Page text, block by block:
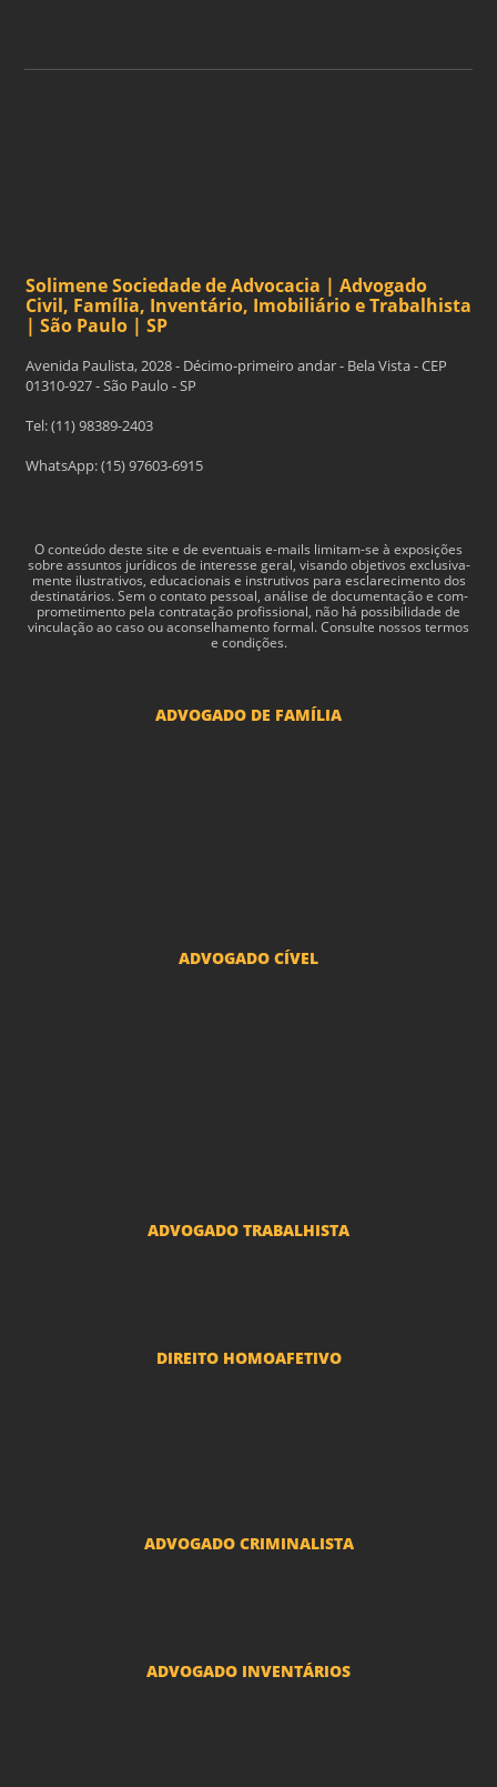
Solimene Sociedade de Advocacia | Advogado
Civil, Família, Inventário, Imobiliário e Trabalhista
| São Paulo | SP
Avenida Paulista, 2028 - Décimo-primeiro andar - Bela Vista - CEP
01310-927 - São Paulo - SP
Tel: (11) 98389-2403
WhatsApp: (15) 97603-6915
O con­teúdo deste site e de even­tu­ais e-​mails limitam-​se à exposições
sobre assun­tos jurídi­cos de inter­esse geral, visando obje­tivos exclu­si­va­
mente ilus­tra­tivos, edu­ca­cionais e instru­tivos para esclarec­i­mento dos
des­ti­natários. Sem o con­tato pes­soal, análise de doc­u­men­tação e com­
pro­me­ti­mento pela con­tratação profis­sional, não há pos­si­bil­i­dade de
vin­cu­lação ao caso ou acon­sel­hamento for­mal. Consulte nossos termos
e condições.
ADVOGADO DE FAMÍLIA
ADVOGADO CÍVEL
ADVOGADO TRABALHISTA
DIREITO HOMOAFETIVO
ADVOGADO CRIMINALISTA
ADVOGADO INVENTÁRIOS